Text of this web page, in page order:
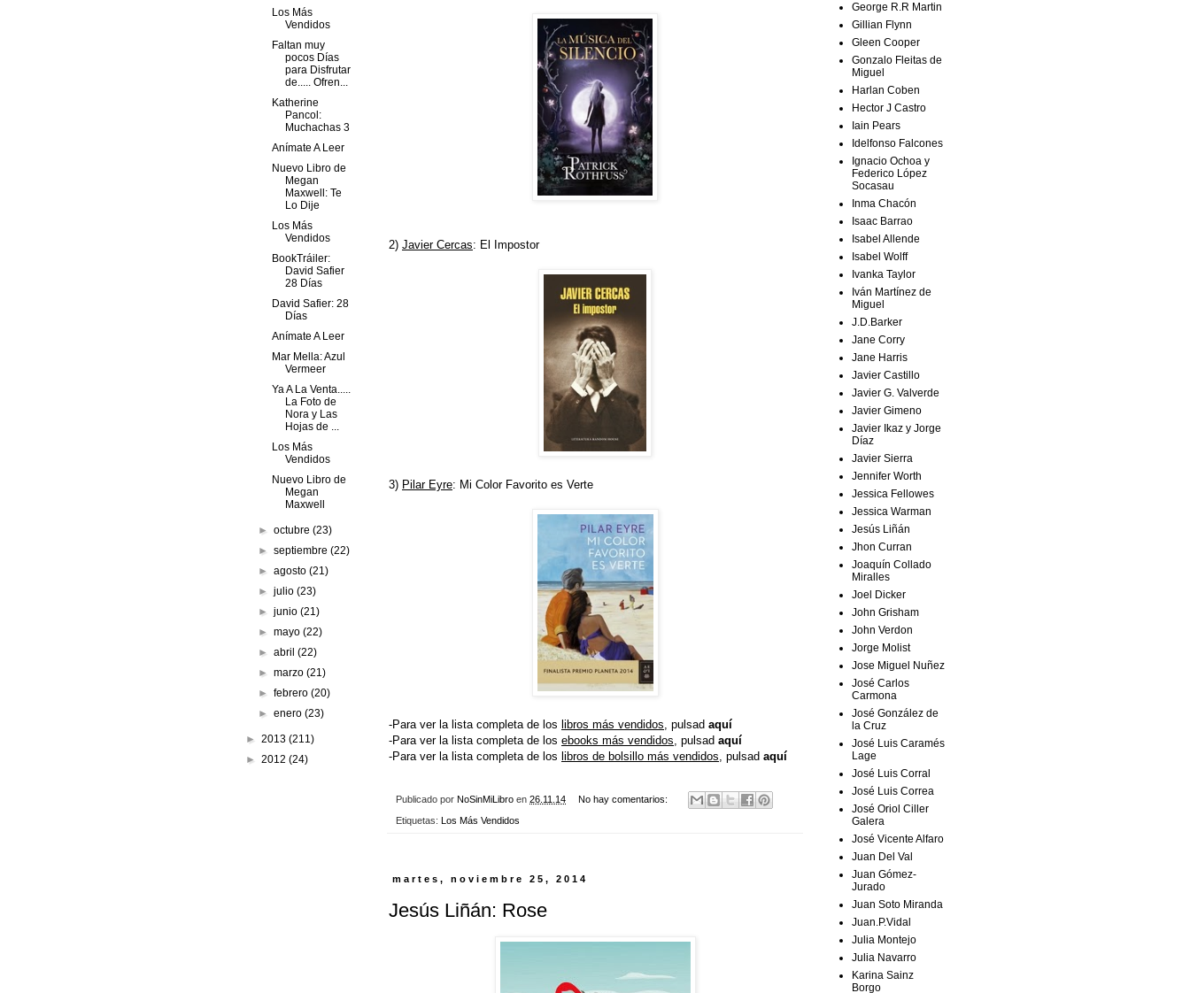
2) Javier Cercas: El Impostor
3) Pilar Eyre: Mi Color Favorito es Verte
-Para ver la lista completa de los libros más vendidos , pulsad aquí
-Para ver la lista completa de los ebooks más vendidos , pulsad aquí
-Para ver la lista completa de los libros de bolsillo más vendidos , pulsad aquí
Publicado por NoSinMiLibro en 26.11.14 No hay comentarios:
Etiquetas: Los Más Vendidos
martes, noviembre 25, 2014
Jesús Liñán: Rose
Los Más
Vendidos
Faltan muy
pocos Días
para Disfrutar
de..... Ofren...
Katherine
Pancol:
Muchachas 3
Anímate A Leer
Nuevo Libro de
Megan
Maxwell: Te
Lo Dije
Los Más
Vendidos
BookTráiler:
David Safier
28 Días
David Safier: 28
Días
Anímate A Leer
Mar Mella: Azul
Vermeer
Ya A La Venta.....
La Foto de
Nora y Las
Hojas de ...
Los Más
Vendidos
Nuevo Libro de
Megan
Maxwell
►octubre(23)
►septiembre(22)
►agosto(21)
►julio(23)
►junio(21)
►mayo(22)
►abril(22)
►marzo(21)
►febrero(20)
►enero(23)
► 2013 (211)
► 2012 (24)
George R.R Martin
Gillian Flynn
Gleen Cooper
Gonzalo Fleitas de
Miguel
Harlan Coben
Hector J Castro
Iain Pears
Idelfonso Falcones
Ignacio Ochoa y
Federico López
Socasau
Inma Chacón
Isaac Barrao
Isabel Allende
Isabel Wolff
Ivanka Taylor
Iván Martínez de
Miguel
J.D.Barker
Jane Corry
Jane Harris
Javier Castillo
Javier G. Valverde
Javier Gimeno
Javier Ikaz y Jorge
Díaz
Javier Sierra
Jennifer Worth
Jessica Fellowes
Jessica Warman
Jesús Liñán
Jhon Curran
Joaquín Collado
Miralles
Joel Dicker
John Grisham
John Verdon
Jorge Molist
Jose Miguel Nuñez
José Carlos
Carmona
José González de
la Cruz
José Luis Caramés
Lage
José Luis Corral
José Luis Correa
José Oriol Ciller
Galera
José Vicente Alfaro
Juan Del Val
Juan Gómez-
Jurado
Juan Soto Miranda
Juan.P.Vidal
Julia Montejo
Julia Navarro
Karina Sainz
Borgo